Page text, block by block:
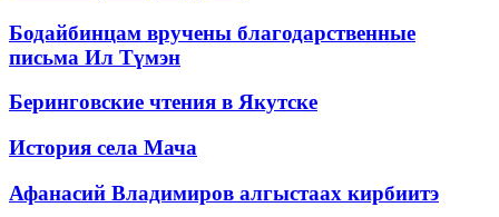
Бодайбинцам вручены благодарственные
письма Ил Түмэн
Беринговские чтения в Якутске
История села Мача
Афанасий Владимиров алгыстаах кирбиитэ